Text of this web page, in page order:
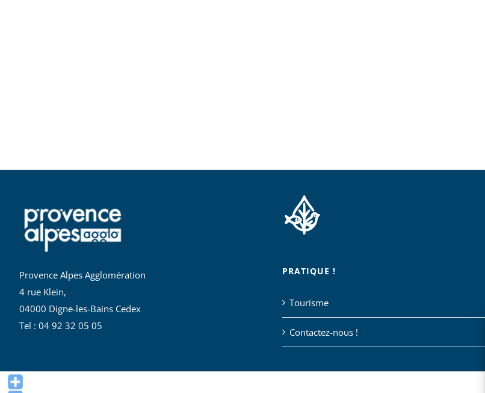
Provence Alpes Agglomération
4 rue Klein,
04000 Digne-les-Bains Cedex
Tel : 04 92 32 05 05
PRATIQUE !
Tourisme
Contactez-nous !